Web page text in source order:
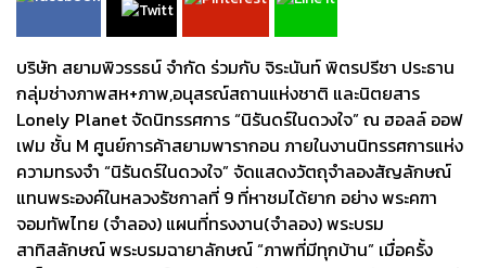
บริษัท สยามพิวรรธน์ จำกัด ร่วมกับ จิระนันท์ พิตรปรีชา ประธาน
กลุ่มช่างภาพสห+ภาพ,อนุสรณ์สถานแห่งชาติ และนิตยสาร
Lonely Planet จัดนิทรรศการ “นิรันดร์ในดวงใจ” ณ ฮอลล์ ออฟ
เฟม ชั้น M ศูนย์การค้าสยามพารากอน ภายในงานนิทรรศการแห่ง
ความทรงจำ “นิรันดร์ในดวงใจ” จัดแสดงวัตถุจำลองสัญลักษณ์
แทนพระองค์ในหลวงรัชกาลที่ 9 ที่หาชมได้ยาก อย่าง พระคฑา
จอมทัพไทย (จำลอง) แผนที่ทรงงาน(จำลอง) พระบรม
สาทิสลักษณ์ พระบรมฉายาลักษณ์ “ภาพที่มีทุกบ้าน” เมื่อครั้ง